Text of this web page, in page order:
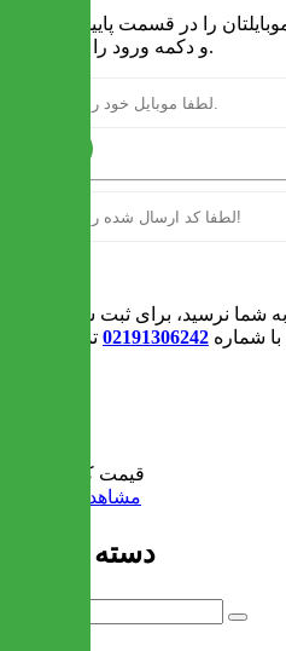
و دکمه ورود را انتخاب کنید.
شما نرسید، برای ثبت سفارش و یا
شماره 02191306242 تماس بگیرید
قیمت کل:
مشاهده سبد خرید
دسته بندی ها